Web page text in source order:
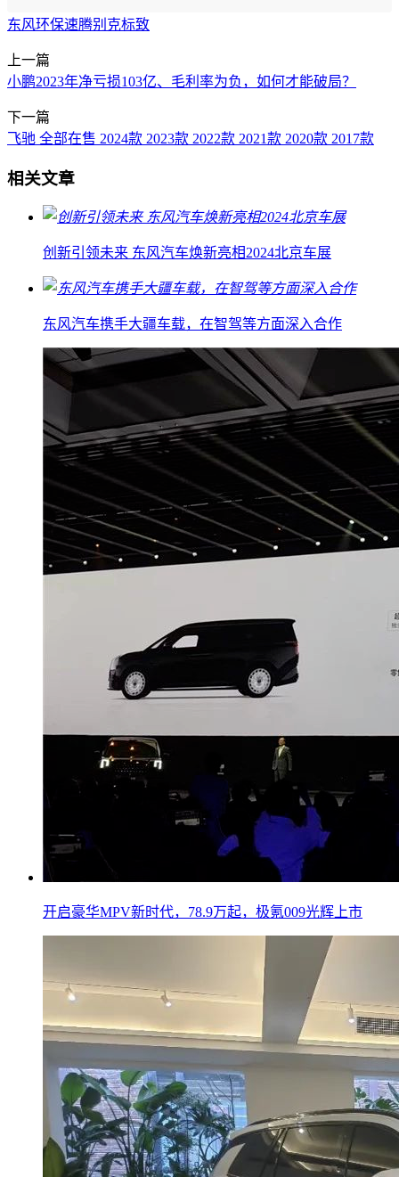
东风环保速腾别克标致
上一篇
小鹏2023年净亏损103亿、毛利率为负，如何才能破局？
下一篇
飞驰 全部在售 2024款 2023款 2022款 2021款 2020款 2017款
相关文章
创新引领未来 东风汽车焕新亮相2024北京车展
东风汽车携手大疆车载，在智驾等方面深入合作
开启豪华MPV新时代，78.9万起，极氪009光辉上市